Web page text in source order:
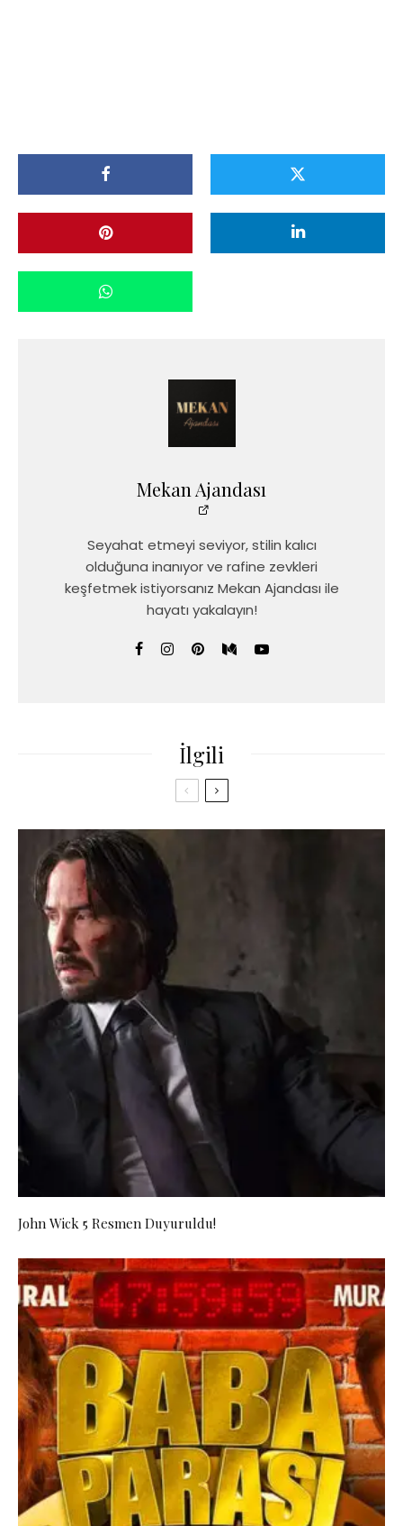
Mekan Ajandası
Seyahat etmeyi seviyor, stilin kalıcı
olduğuna inanıyor ve rafine zevkleri
keşfetmek istiyorsanız Mekan Ajandası ile
hayatı yakalayın!
İlgili
John Wick 5 Resmen Duyuruldu!